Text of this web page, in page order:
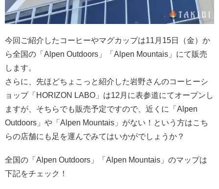
今回ご紹介したコーヒーやマグカップは11月15日（金）か
ら全国の「Alpen Outdoors」「Alpen Mountais」にて販売
します。
さらに、先ほどちょこっと紹介した岩野さんのコーヒーシ
ョップ「HORIZON LABO」は12月に表参道にてオープンし
ますが、そちらでも販売予定ですので、近くに「Alpen
Outdoors」や「Alpen Mountais」がない！という方はこち
らの店舗にも足を運んでみてはいかがでしょうか？
全国の「Alpen Outdoors」「Alpen Mountais」のマップは
下記をチェック！